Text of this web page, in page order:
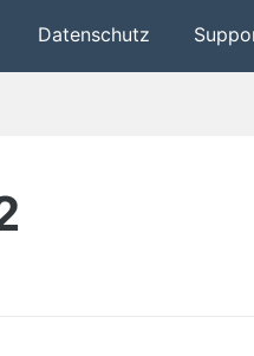
Datenschutz